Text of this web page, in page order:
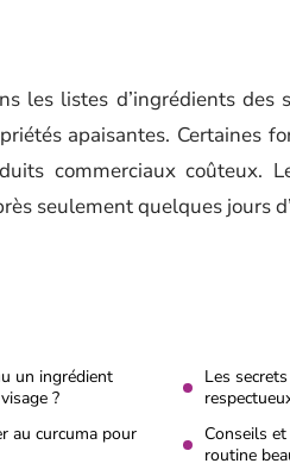
les listes d’ingrédients des
apaisantes. Certaines
commerciaux coûteux.
seulement quelques jours
un ingrédient
?
Les
au curcuma pour
Conseils
routine